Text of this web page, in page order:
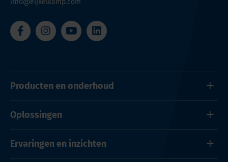
info@eijkelkamp.com
Producten en onderhoud
Oplossingen
Ervaringen en inzichten